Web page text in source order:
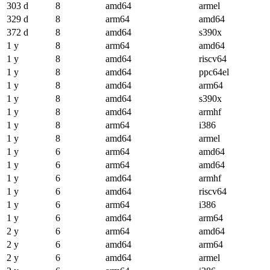
303 d
8 amd64
armel
329 d
8 arm64
amd64
372 d
8 amd64
s390x
1 y
8 arm64
amd64
1 y
8 amd64
riscv64
1 y
8 amd64
ppc64el
1 y
8 amd64
arm64
1 y
8 amd64
s390x
1 y
8 amd64
armhf
1 y
8 arm64
i386
1 y
8 amd64
armel
1 y
6 arm64
amd64
1 y
6 arm64
amd64
1 y
6 amd64
armhf
1 y
6 amd64
riscv64
1 y
6 arm64
i386
1 y
6 amd64
arm64
2 y
6 arm64
amd64
2 y
6 amd64
arm64
2 y
6 amd64
armel